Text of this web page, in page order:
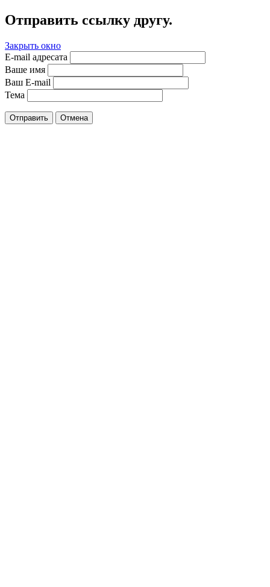
Отправить ссылку другу.
Закрыть окно
E-mail адресата
Ваше имя
Ваш E-mail
Тема
Отправить Отмена